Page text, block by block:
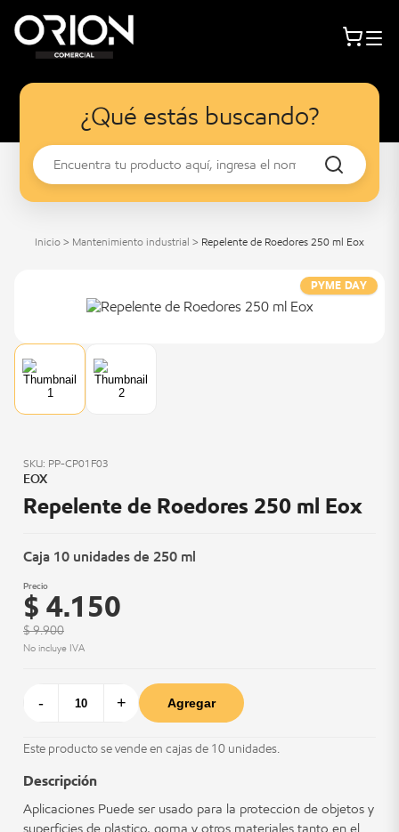
¿Qué estás buscando?
Inicio > Mantenimiento industrial > Repelente de Roedores 250 ml Eox
PYME DAY
SKU: PP-CP01F03
EOX
Repelente de Roedores 250 ml Eox
Caja 10 unidades de 250 ml
Precio
$ 4.150
$ 9.900
No incluye IVA
- + Agregar
Este producto se vende en cajas de 10 unidades.
Descripción
Aplicaciones Puede ser usado para la protección de objetos y
superficies de plástico, goma y otros materiales tanto en el